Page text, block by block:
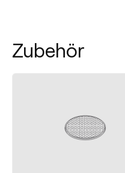
Zubehör